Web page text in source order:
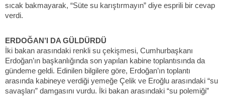
sıcak bakmayarak, “Süte su karıştırmayın” diye esprili bir cevap
verdi.
ERDOĞAN’I DA GÜLDÜRDÜ
İki bakan arasındaki renkli su çekişmesi, Cumhurbaşkanı
Erdoğan’ın başkanlığında son yapılan kabine toplantısında da
gündeme geldi. Edinilen bilgilere göre, Erdoğan’ın toplantı
arasında kabineye verdiği yemeğe Çelik ve Eroğlu arasındaki “su
savaşları” damgasını vurdu. İki bakan arasındaki “su polemiği”